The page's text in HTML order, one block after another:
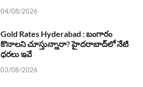
04/08/2026
Gold Rates Hyderabad : బంగారం
కొనాలని చూస్తున్నారా? హైదరాబాద్‌లో నేటి
ధరలు ఇవే
03/08/2026